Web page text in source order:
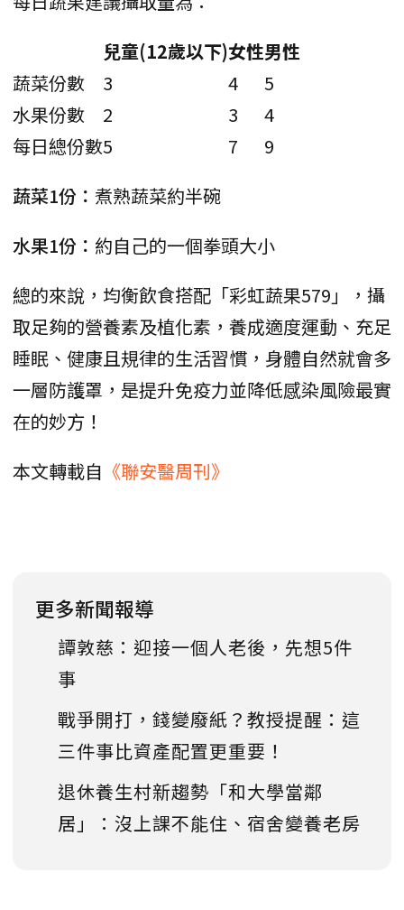
兒童(12歲以下)女性男性
蔬菜份數
3 4
5
水果份數
2 3
4
每日總份數5 7
9
蔬菜1份： 煮熟蔬菜約半碗
水果1份： 約自己的一個拳頭大小
總的來說，均衡飲食搭配「彩虹蔬果579」，攝
取足夠的營養素及植化素，養成適度運動、充足
睡眠、健康且規律的生活習慣，身體自然就會多
一層防護罩，是提升免疫力並降低感染風險最實
在的妙方！
本文轉載自 《聯安醫周刊》
更多新聞報導
譚敦慈：迎接一個人老後，先想5件
事
戰爭開打，錢變廢紙？教授提醒：這
三件事比資產配置更重要！
退休養生村新趨勢「和大學當鄰
居」：沒上課不能住、宿舍變養老房